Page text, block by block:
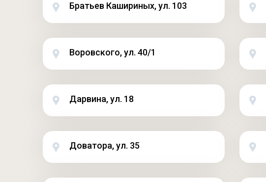
Братьев Кашириных, ул. 103
Воровского, ул. 40/1
Дарвина, ул. 18
Доватора, ул. 35